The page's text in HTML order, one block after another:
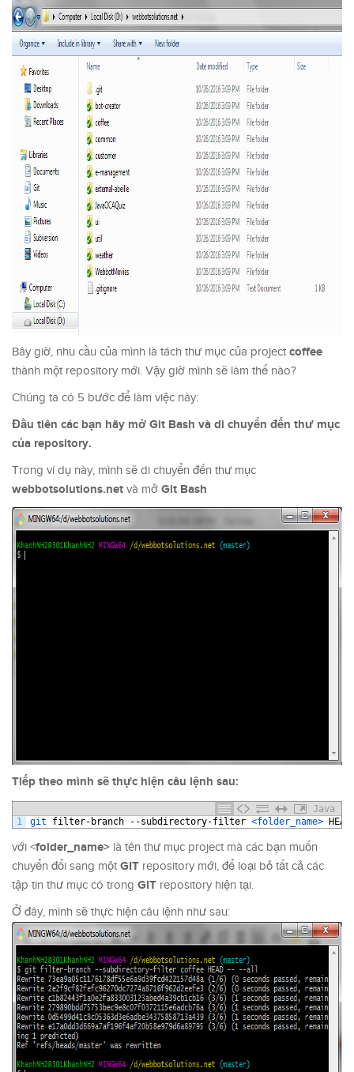
Bây giờ, nhu cầu của mình là tách thư mục của project coffee
thành một repository mới. Vậy giờ mình sẽ làm thế nào?
Chúng ta có 5 bước để làm việc này:
Đầu tiên các bạn hãy mở Git Bash và di chuyển đến thư mục
của repository.
Trong ví dụ này, mình sẽ di chuyển đến thư mục
webbotsolutions.net và mở Git Bash
Tiếp theo mình sẽ thực hiện câu lệnh sau:
Java
1
git filter- branch --subdirectory-filter <folder_name> HEAD
với <folder_name> là tên thư mục project mà các bạn muốn
chuyển đổi sang một GIT repository mới, để loại bỏ tất cả các
tập tin thư mục có trong GIT repository hiện tại.
Ở đây, mình sẽ thực hiện câu lệnh như sau: